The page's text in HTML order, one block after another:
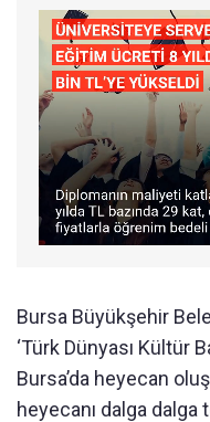
Bursa Büyükşehir
‘Türk Dünyası Kültür
Bursa’da heyecan
heyecanı dalga